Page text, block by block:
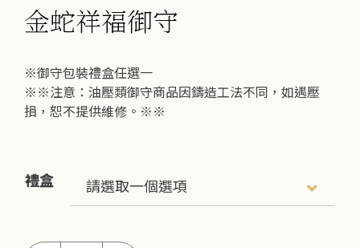
金蛇祥福御守
※御守包裝禮盒任選一
※※注意：油壓類御守商品因鑄造工法不同，如遇壓
損，恕不提供維修。※※
禮盒